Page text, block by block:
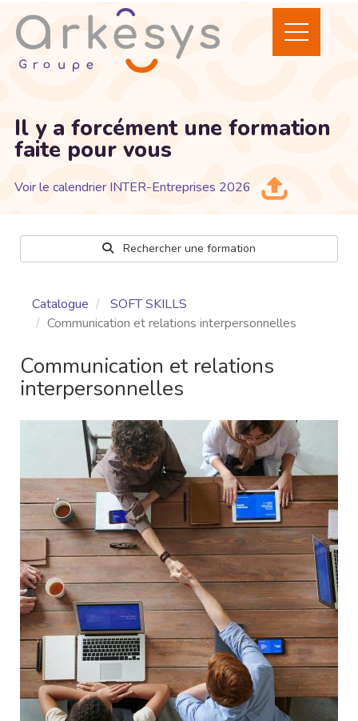
Il y a forcément une formation
faite pour vous
Voir le calendrier INTER-Entreprises 2026
Rechercher une formation
Catalogue
SOFT SKILLS
Communication et relations interpersonnelles
Communication et relations
interpersonnelles